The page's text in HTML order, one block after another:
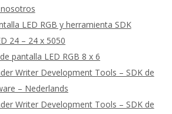
LED RGB y herramienta SDK
24 – 24 x 5050
pantalla LED RGB 8 x 6
Writer Development Tools – SDK de
– Nederlands
Writer Development Tools – SDK de